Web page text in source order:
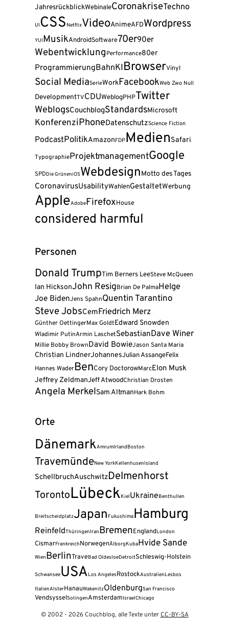
JahresrückblickWebinaleCoronakriseTechno
UI CSS NetflixVideoAnimeAFDWordpress
YUIMusikAndroidSoftware70er90er
Webentwicklung Performance80er
ProgrammierungBahnKIBrowserVinyl
Social MediaSerieWorkFacebookWeb Zwo Null
DevelopmentTVCDUWeblogPHPTwitter
WeblogsCouchblogStandardsMicrosoft
KonferenziPhoneDatenschutzScience Fiction
PodcastPolitikAmazonFDPMedienSafari
TypographieProjektmanagementGoogle
SPDDie GrüneniOSWebdesignMotto des Tages
CoronavirusUsabilityWahlenGestaltetWerbung
AppleAdobeFirefoxHouse
considered harmful
Personen
Donald TrumpTim Berners LeeSteve McQueen
Ian HicksonJohn ResigBrian De PalmaHelge
Joe BidenJens SpahnQuentin Tarantino
Steve JobsCemFriedrich Merz
Günther OettingerMax GoldtEdward Snowden
Wladimir PutinArmin LaschetSebastianDave Winer
Millie Bobby BrownDavid BowieJason Santa Maria
Christian LindnerJohannesJulian AssangeFelix
Hannes WaderBenCory DoctorowMarcElon Musk
Jeffrey ZeldmanJeff AtwoodChristian Drosten
Angela MerkelSam AltmanHark Bohm
Orte
DänemarkAmrumIrlandBoston
TravemündeNew YorkKellenhusenIsland
SchellbruchAuschwitzDelmenhorst
TorontoLübeckKielUkraineBenthullen
BreitscheidplatzJapan FukushimaHamburg
ReinfeldThüringenIranBremenEnglandLondon
CismarFrankreichNorwegenÅlborgKubaHvide Sande
WienBerlinTraveBad OldesloeDetroitSchleswig-Holstein
SchwanseeUSALos AngelesRostockAustralienLesbos
ItalienAlsterHanauWakenitzOldenburgSan Francisco
VendsysselSolingenAmsterdamIsraelChicago
© 2002 - 2026 Couchblog, alle Texte unterCC-BY-SA